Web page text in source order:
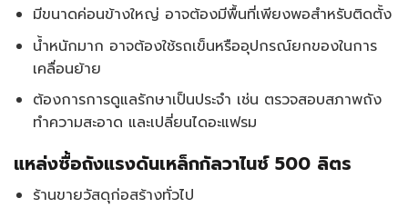
มีขนาดค่อนข้างใหญ่ อาจต้องมีพื้นที่เพียงพอสำหรับติดตั้ง
น้ำหนักมาก อาจต้องใช้รถเข็นหรืออุปกรณ์ยกของในการ
เคลื่อนย้าย
ต้องการการดูแลรักษาเป็นประจำ เช่น ตรวจสอบสภาพถัง
ทำความสะอาด และเปลี่ยนไดอะแฟรม
แหล่งซื้อถังแรงดันเหล็กกัลวาไนซ์ 500 ลิตร
ร้านขายวัสดุก่อสร้างทั่วไป